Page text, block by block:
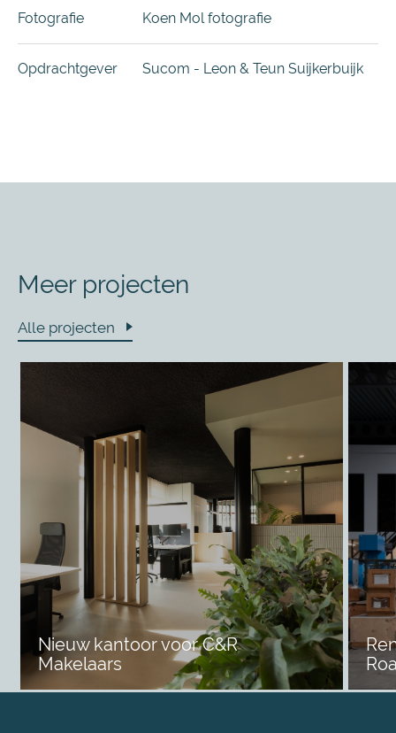
Fotografie Koen Mol fotografie
Opdrachtgever Sucom - Leon & Teun Suijkerbuijk
Meer projecten
Alle projecten
Nieuw kantoor voor C&R
Makelaars